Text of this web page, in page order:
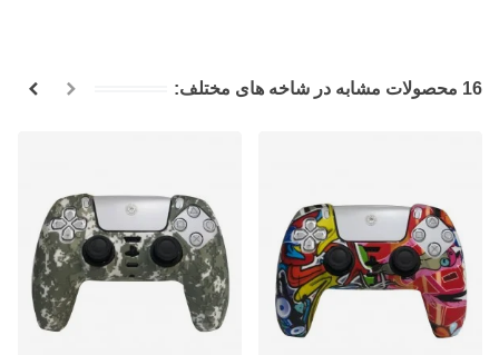
16 محصولات مشابه در شاخه های مختلف: